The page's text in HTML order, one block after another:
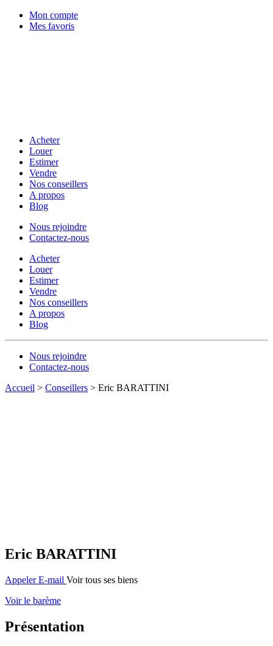
Mon compte
Mes favoris
Acheter
Louer
Estimer
Vendre
Nos conseillers
A propos
Blog
Nous rejoindre
Contactez-nous
Acheter
Louer
Estimer
Vendre
Nos conseillers
A propos
Blog
Nous rejoindre
Contactez-nous
Accueil > Conseillers > Eric BARATTINI
Eric BARATTINI
Appeler E-mail Voir tous ses biens
Voir le barème
Présentation